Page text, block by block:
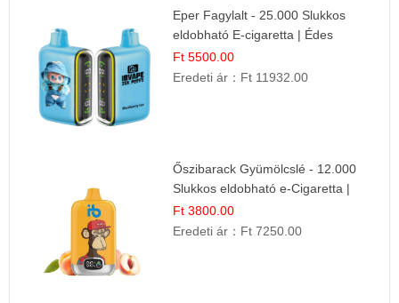
Eper Fagylalt - 25.000 Slukkos
eldobható E-cigaretta | Édes
Desszert Íz
Ft 5500.00
Eredeti ár： Ft 11932.00
Őszibarack Gyümölcslé - 12.000
Slukkos eldobható e-Cigaretta |
Friss Gyümölcs Íz
Ft 3800.00
Eredeti ár： Ft 7250.00